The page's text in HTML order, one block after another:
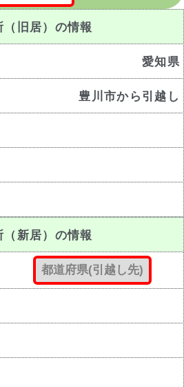
（旧居）の情報
愛知県
豊川市から引越し
（新居）の情報